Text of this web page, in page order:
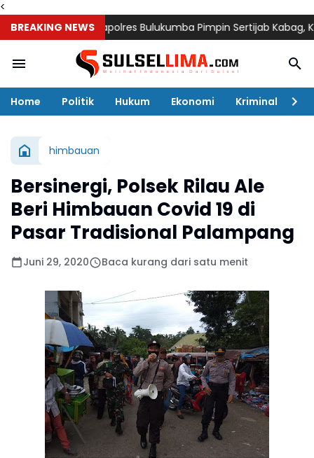
<
BREAKING NEWSKapolres Bulukumba Pimpin Sertijab Kabag,
Home Politik Hukum Ekonomi Kriminal
himbauan
Bersinergi, Polsek Rilau Ale
Beri Himbauan Covid 19 di
Pasar Tradisional Palampang
Juni 29, 2020 Baca kurang dari satu menit